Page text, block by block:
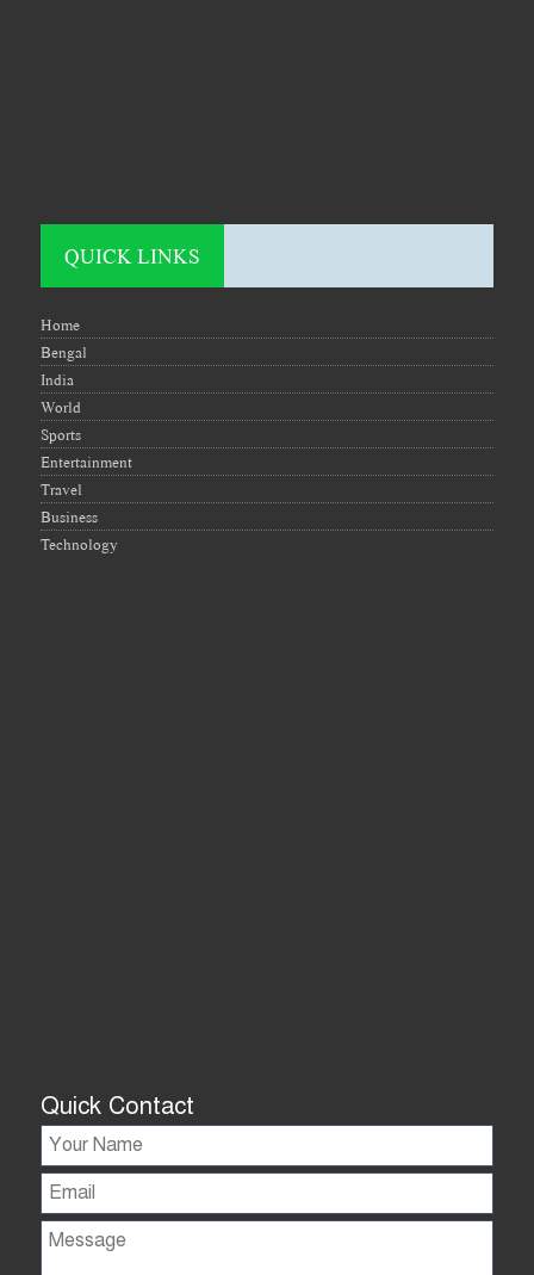
QUICK LINKS
Home
Bengal
India
World
Sports
Entertainment
Travel
Business
Technology
Quick Contact